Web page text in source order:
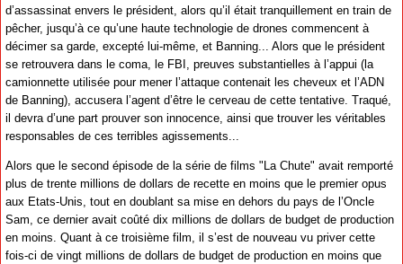
d’assassinat envers le président, alors qu’il était tranquillement en train de
pêcher, jusqu’à ce qu’une haute technologie de drones commencent à
décimer sa garde, excepté lui-même, et Banning... Alors que le président
se retrouvera dans le coma, le FBI, preuves substantielles à l’appui (la
camionnette utilisée pour mener l’attaque contenait les cheveux et l’ADN
de Banning), accusera l’agent d’être le cerveau de cette tentative. Traqué,
il devra d’une part prouver son innocence, ainsi que trouver les véritables
responsables de ces terribles agissements...
Alors que le second épisode de la série de films "La Chute" avait remporté
plus de trente millions de dollars de recette en moins que le premier opus
aux Etats-Unis, tout en doublant sa mise en dehors du pays de l’Oncle
Sam, ce dernier avait coûté dix millions de dollars de budget de production
en moins. Quant à ce troisième film, il s’est de nouveau vu priver cette
fois-ci de vingt millions de dollars de budget de production en moins que